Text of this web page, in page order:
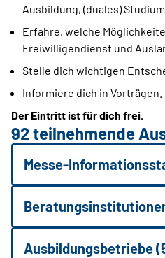
Ausbildung, (duales)
Erfahre, welche
Freiwilligendienst und
Stelle dich wichtigen
Informiere dich in Vorträgen.
Der Eintritt ist für dich frei.
92 teilnehmende
Messe-
Ausbildungsbetriebe